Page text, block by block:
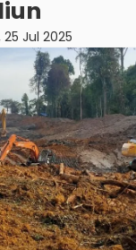
Jul 2025